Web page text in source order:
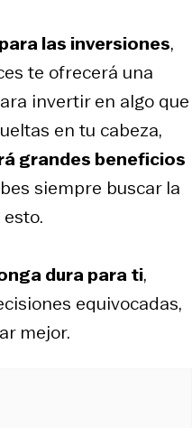
las inversiones,
te ofrecerá una
invertir en algo que
en tu cabeza,
grandes beneficios
siempre buscar la
dura para ti,
equivocadas,
mejor.